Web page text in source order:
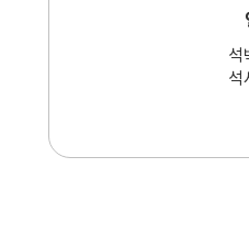
석
석